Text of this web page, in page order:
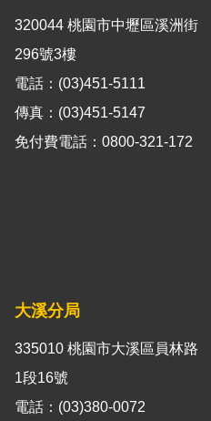
320044 桃園市中壢區溪洲街
296號3樓
電話：(03)451-5111
傳真：(03)451-5147
免付費電話：0800-321-172
大溪分局
335010 桃園市大溪區員林路
1段16號
電話：(03)380-0072